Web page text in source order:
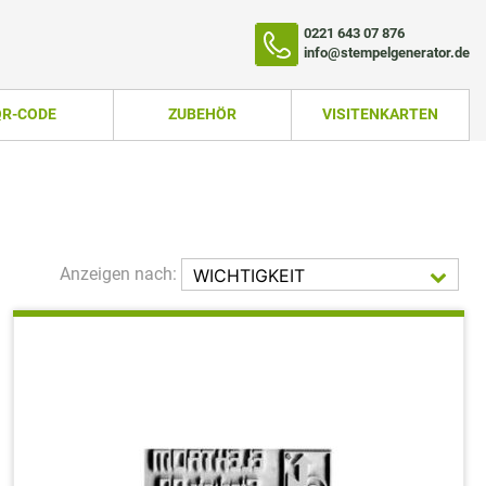
0221 643 07 876
info@stempelgenerator.de
CODE ZUBEHÖR VISITENKARTEN
Anzeigen nach:
WICHTIGKEIT
AUFST.